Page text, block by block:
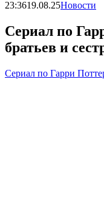
23:3619.08.25Новости
Сериал по
братьев и
Сериал по Гарри